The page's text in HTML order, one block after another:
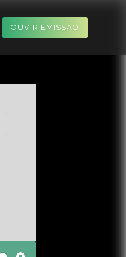
OUVIR EMISSÃO